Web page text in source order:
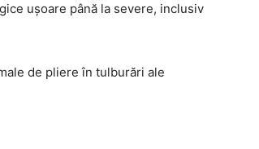
ușoare până la severe, inclusiv
de pliere în tulburări ale